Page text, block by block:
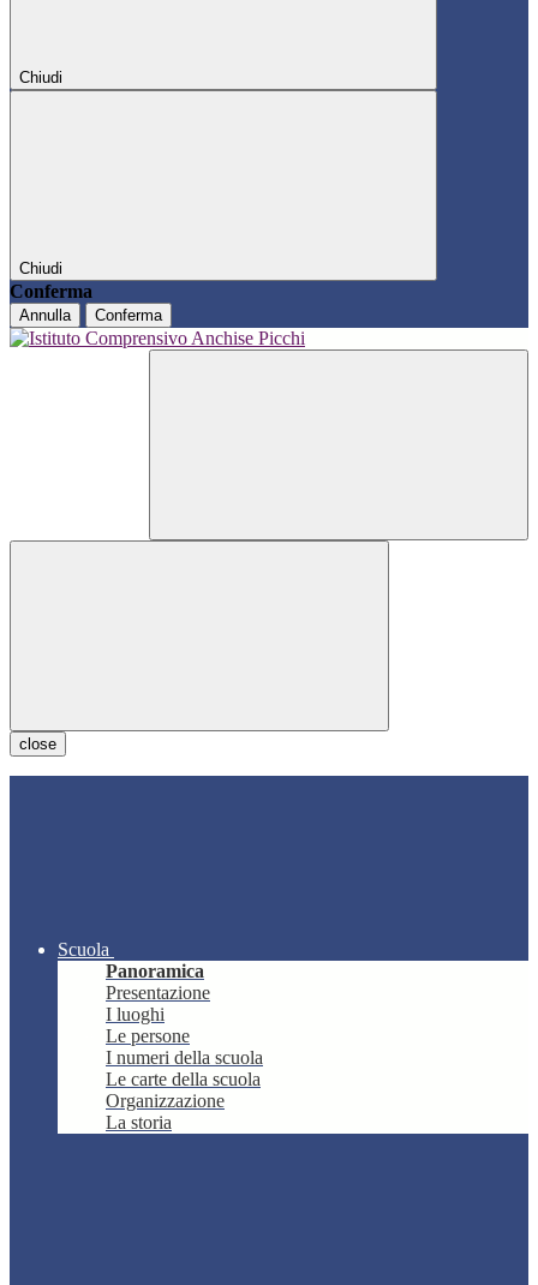
Chiudi
Chiudi
Conferma
Annulla Conferma
close
Scuola
Panoramica
Presentazione
I luoghi
Le persone
I numeri della scuola
Le carte della scuola
Organizzazione
La storia